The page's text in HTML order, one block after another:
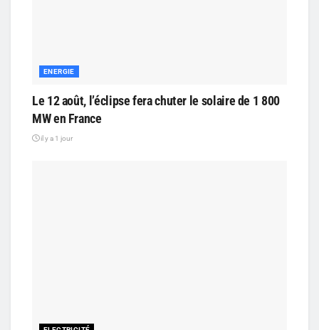
ENERGIE
Le 12 août, l’éclipse fera chuter le solaire de 1 800
MW en France
il y a 1 jour